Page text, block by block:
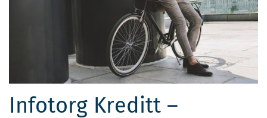
Infotorg Kreditt –